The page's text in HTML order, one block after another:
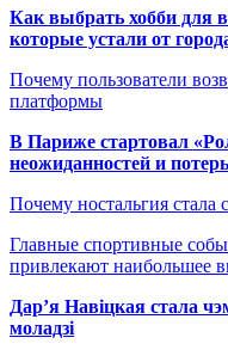
Как выбрать хобби для
которые устали от
Почему пользователи
платформы
В Париже стартовал
неожиданностей и
Почему ностальгия
Главные спортивные
привлекают наибольшее
Дар’я Навіцкая стала
моладзі